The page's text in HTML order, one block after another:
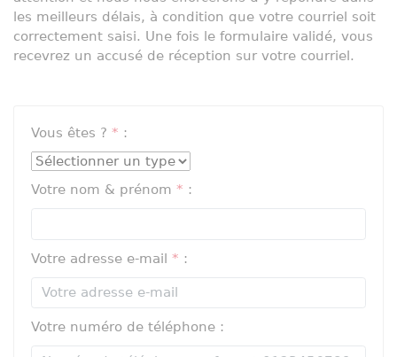
les meilleurs délais, à condition que votre courriel soit
correctement saisi. Une fois le formulaire validé, vous
recevrez un accusé de réception sur votre courriel.
Vous êtes ? * :
Votre nom & prénom * :
Votre adresse e-mail * :
Votre numéro de téléphone :